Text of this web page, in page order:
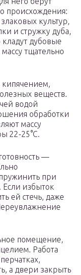
происхождения:
культур,
и стружку дуба,
дубовые
тщательно
кипячением,
веществ.
водой
обработки
массу
22-25°С.
—
при
избыток
ей стечь, даже
помещение,
Работа
а двери закрыть